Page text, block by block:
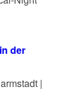
der
|